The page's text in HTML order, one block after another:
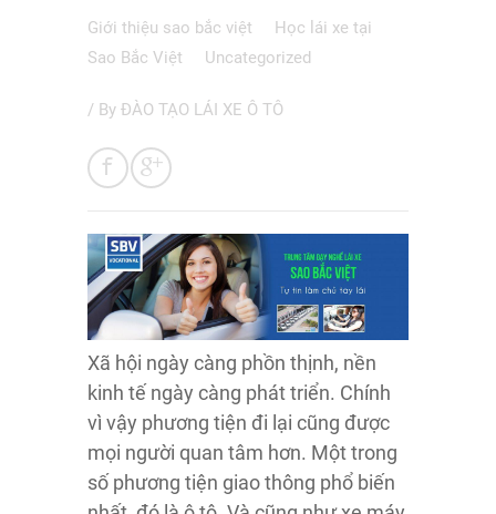
Giới thiệu sao bắc việt
Học lái xe tại
Sao Bắc Việt
Uncategorized
/ By ĐÀO TẠO LÁI XE Ô TÔ
Xã hội ngày càng phồn thịnh, nền
kinh tế ngày càng phát triển. Chính
vì vậy phương tiện đi lại cũng được
mọi người quan tâm hơn. Một trong
số phương tiện giao thông phổ biến